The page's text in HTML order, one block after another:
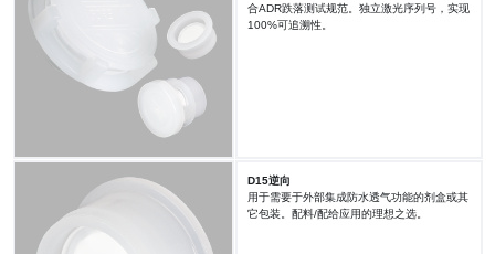
合ADR跌落测试规范。独立激光序列号，实现
100%可追溯性。
D15逆向
用于需要于外部集成防水透气功能的剂盒或其
它包装。配料/配给应用的理想之选。